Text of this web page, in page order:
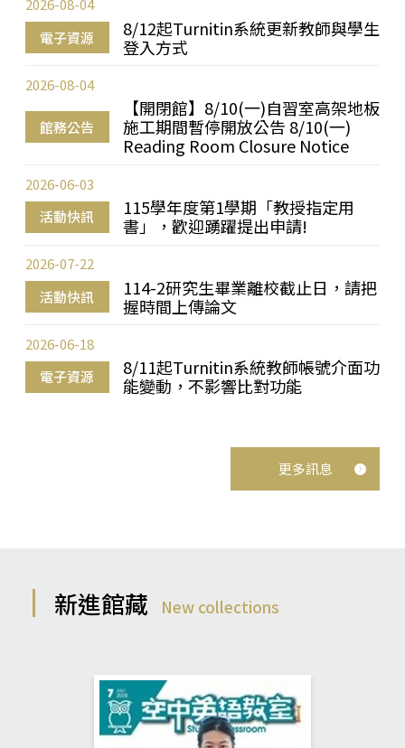
電子資源
8/12起Turnitin系統更新教師與學生
登入方式
2026-08-04
館務公告
【開閉館】8/10(一)自習室高架地板
施工期間暫停開放公告 8/10(一)
Reading Room Closure Notice
2026-08-04
活動快訊
115學年度第1學期「教授指定用
書」，歡迎踴躍提出申請!
2026-06-03
活動快訊
114-2研究生畢業離校截止日，請把
握時間上傳論文
2026-07-22
電子資源
8/11起Turnitin系統教師帳號介面功
能變動，不影響比對功能
2026-06-18
更多訊息
新進館藏 New collections